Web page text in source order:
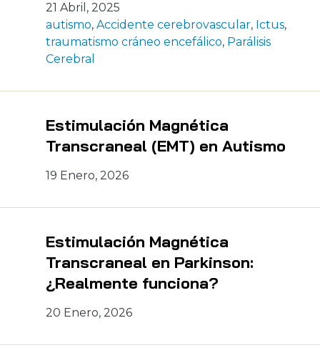
21 Abril, 2025
autismo, Accidente cerebrovascular, Ictus,
traumatismo cráneo encefálico, Parálisis
Cerebral
Estimulación Magnética
Transcraneal (EMT) en Autismo
19 Enero, 2026
Estimulación Magnética
Transcraneal en Parkinson:
¿Realmente funciona?
20 Enero, 2026